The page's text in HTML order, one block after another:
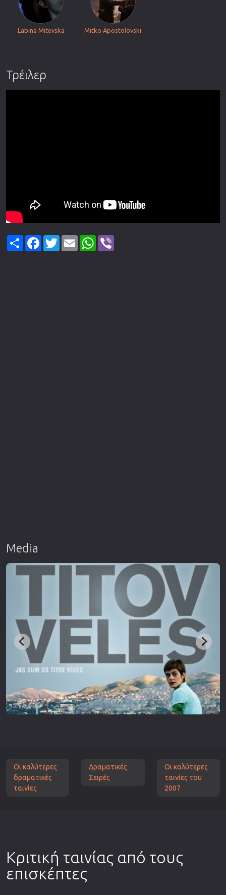
Labina Mitevska Mitko Apostolovski
Τρέιλερ
ShareFacebook
TwitterEmail WhatsApp
Media
Οι καλύτερες
δραματικές
ταινίες
Δραματικές
Σειρές
Οι καλύτερες
ταινίες του
2007
Κριτική ταινίας από τους
επισκέπτες